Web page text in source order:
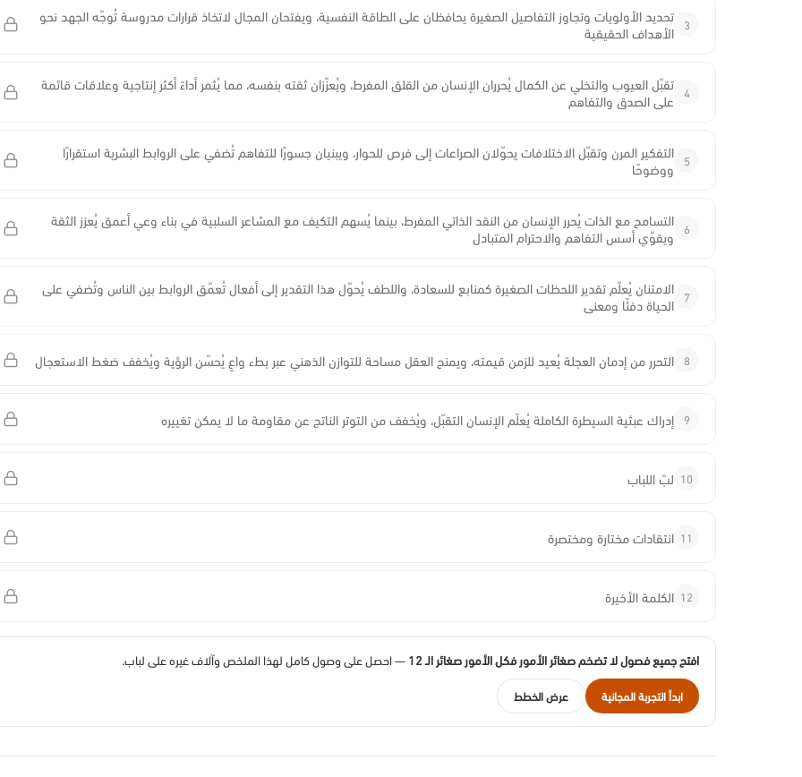
3 تحديد الأولويات وتجاوز التفاصيل الصغيرة يحافظان على الطاقة النفسية، ويفتحان المجال لاتخاذ قرارات مدروسة تُوجّه الجهد نحو
الأهداف الحقيقية
4 تقبّل العيوب والتخلي عن الكمال يُحرران الإنسان من القلق المفرط، ويُعزّزان ثقته بنفسه، مما يُثمر أداءً أكثر إنتاجية وعلاقات قائمة
على الصدق والتفاهم
5 التفكير المرن وتقبّل الاختلافات يحوّلان الصراعات إلى فرص للحوار، ويبنيان جسورًا للتفاهم تُضفي على الروابط البشرية استقرارًا
ووضوحًا
6 التسامح مع الذات يُحرر الإنسان من النقد الذاتي المفرط، بينما يُسهم التكيف مع المشاعر السلبية في بناء وعي أعمق يُعزز الثقة
ويقوّي أسس التفاهم والاحترام المتبادل
7 الامتنان يُعلّم تقدير اللحظات الصغيرة كمنابع للسعادة، واللطف يُحوّل هذا التقدير إلى أفعال تُعمّق الروابط بين الناس وتُضفي على
الحياة دفئًا ومعنى
8 التحرر من إدمان العجلة يُعيد للزمن قيمته، ويمنح العقل مساحة للتوازن الذهني عبر بطء واعٍ يُحسّن الرؤية ويُخفف ضغط الاستعجال
9 إدراك عبثية السيطرة الكاملة يُعلّم الإنسان التقبّل، ويُخفف من التوتر الناتج عن مقاومة ما لا يمكن تغييره
10 لبّ اللباب
11 انتقادات مختارة ومختصرة
12 الكلمة الأخيرة
افتح جميع فصول لا تضخم صغائر الأمور فكل الأمور صغائر الـ 12 — احصل على وصول كامل لهذا الملخص وآلاف غيره على لباب.
ابدأ التجربة المجانية عرض الخطط